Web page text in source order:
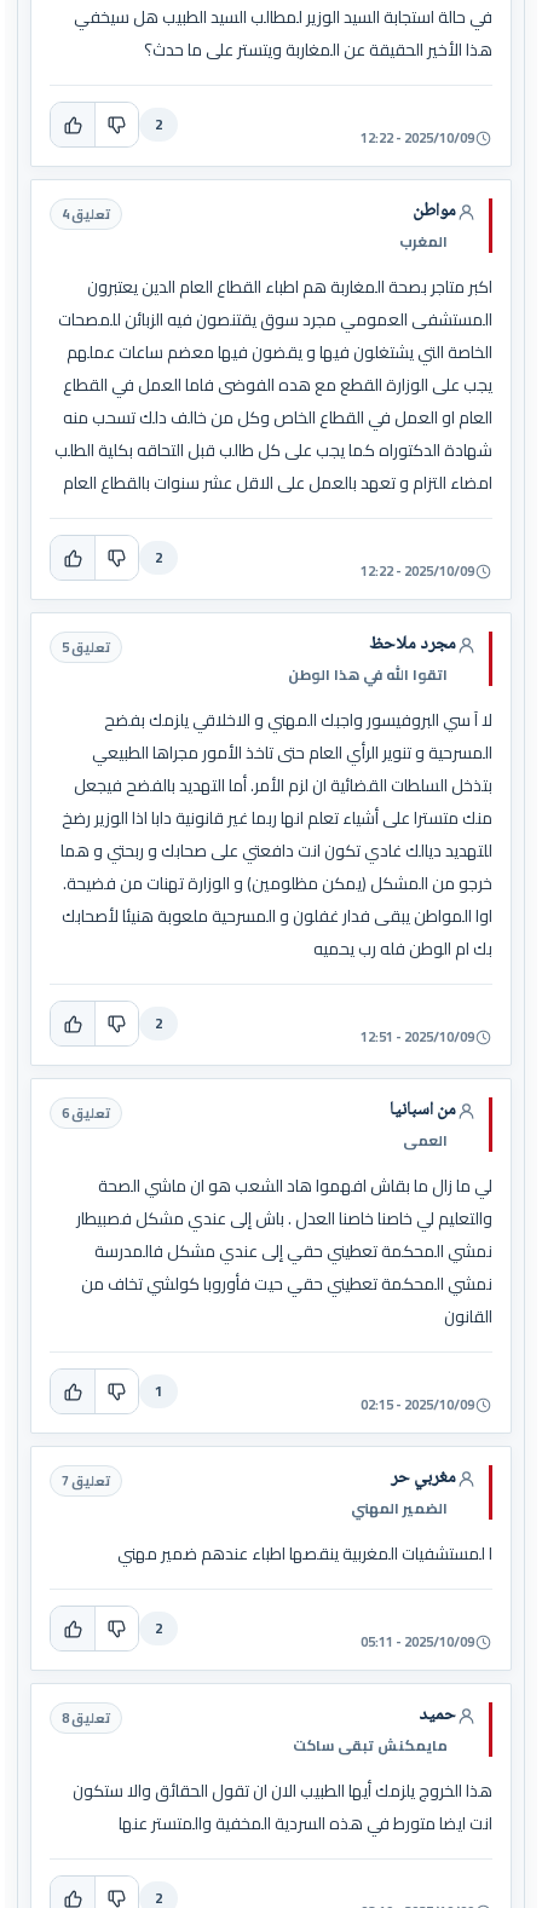
في حالة استجابة السيد الوزير لمطالب السيد الطبيب هل سيخفي
هذا الأخير الحقيقة عن المغاربة ويتستر على ما حدث؟
2025/10/09 - 12:22
2
مواطن
المغرب
تعليق 4
اكبر متاجر بصحة المغاربة هم اطباء القطاع العام الدين يعتبرون
المستشفى العمومي مجرد سوق يقتنصون فيه الزبائن للمصحات
الخاصة التي يشتغلون فيها و يقضون فيها معضم ساعات عملهم
يجب على الوزارة القطع مع هده الفوضى فاما العمل في القطاع
العام او العمل في القطاع الخاص وكل من خالف دلك تسحب منه
شهادة الدكتوراه كما يجب على كل طالب قبل التحاقه بكلية الطلب
امضاء التزام و تعهد بالعمل على الاقل عشر سنوات بالقطاع العام
2025/10/09 - 12:22
2
مجرد ملاحظ
اتقوا الله في هذا الوطن
تعليق 5
لا آ سي البروفيسور واجبك المهني و الاخلاقي يلزمك بفضح
المسرحية و تنوير الرأي العام حتى تاخذ الأمور مجراها الطبيعي
بتذخل السلطات القضائية ان لزم الأمر. أما التهديد بالفضح فيجعل
منك متسترا على أشياء تعلم انها ربما غير قانونية دابا اذا الوزير رضخ
للتهديد ديالك غادي تكون انت دافعتي على صحابك و ربحتي و هما
خرجو من المشكل (يمكن مظلومين) و الوزارة تهنات من فضيحة.
اوا المواطن يبقى فدار غفلون و المسرحية ملعوبة هنيئا لأصحابك
بك ام الوطن فله رب يحميه
2025/10/09 - 12:51
2
من اسبانيا
العمى
تعليق 6
لي ما زال ما بقاش افهموا هاد الشعب هو ان ماشي الصحة
والتعليم لي خاصنا خاصنا العدل . باش إلى عندي مشكل فصبيطار
نمشي المحكمة تعطيني حقي إلى عندي مشكل فالمدرسة
نمشي المحكمة تعطيني حقي حيت فأوروبا كولشي تخاف من
القانون
2025/10/09 - 02:15
1
مغربي حر
الضمير المهني
تعليق 7
ا لمستشفيات المغربية ينقصها اطباء عندهم ضمير مهني
2025/10/09 - 05:11
2
حميد
مايمكنش تبقى ساكت
تعليق 8
هذا الخروج يلزمك أيها الطبيب الان ان تقول الحقائق والا ستكون
انت ايضا متورط في هذه السردية المخفية والمتستر عنها
2